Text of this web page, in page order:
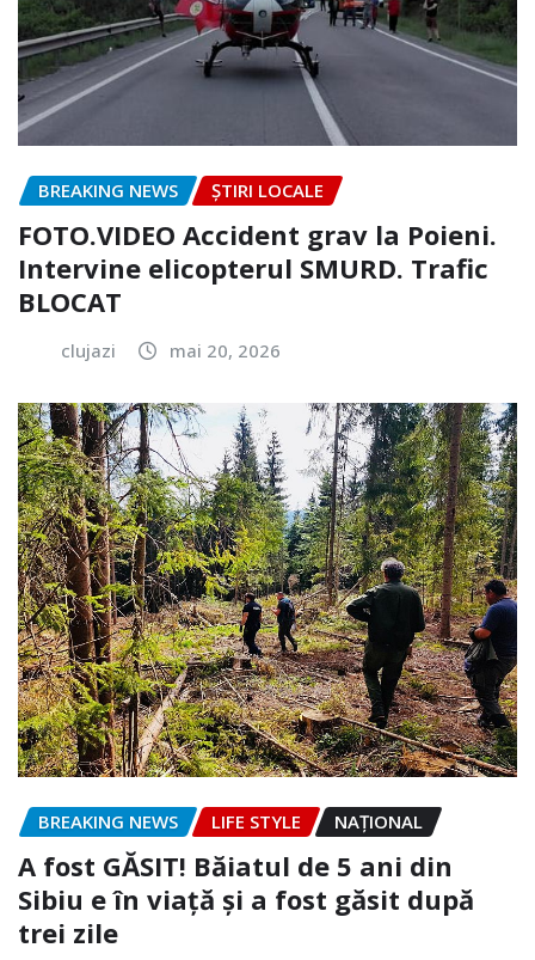
BREAKING NEWS ȘTIRI LOCALE
FOTO.VIDEO Accident grav la Poieni.
Intervine elicopterul SMURD. Trafic
BLOCAT
clujazi mai 20, 2026
BREAKING NEWS LIFE STYLE NAŢIONAL
A fost GĂSIT! Băiatul de 5 ani din
Sibiu e în viață și a fost găsit după
trei zile